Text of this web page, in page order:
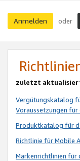
Anmelden oder
zuletzt
Vergütungskatalog
Voraussetzungen
Produktkatalog für
Richtlinie für Mobile
Markenrichtlinien für